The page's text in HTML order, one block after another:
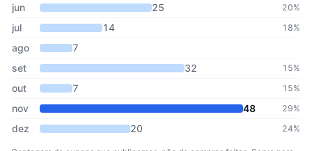
jun 25 20%
jul 14 18%
ago
7
set
32 15%
out 7 15%
nov 48 29%
dez 20 24%